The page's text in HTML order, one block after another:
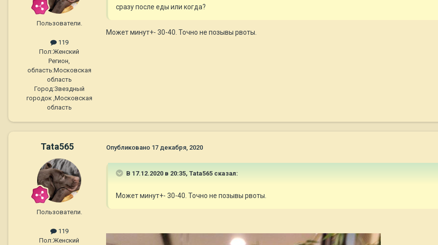
Пользователи.
119
Пол:Женский
Регион,
область:Московская
область
Город:Звездный
городок ,Московская
область
сразу после еды или когда?
Может минут+- 30-40. Точно не позывы рвоты.
Tata565
Пользователи.
119
Пол:Женский
Опубликовано 17 декабря, 2020
В 17.12.2020 в 20:35, Tata565 сказал:
Может минут+- 30-40. Точно не позывы рвоты.